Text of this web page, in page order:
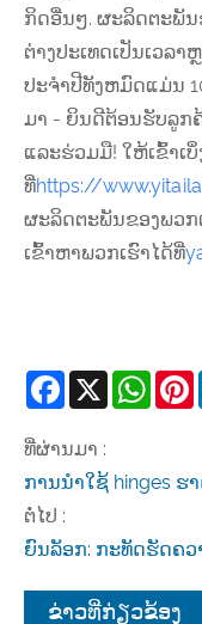
ກິດອື່ນໆ. ຜະລິດຕະພັນ
ຕ່າງປະເທດເປັນເວລ
ປະຈໍາປີທັງຫມົດແມ່ນ
ມາ - ຍິນດີຕ້ອນຮັບລູກ
ແລະຮ່ວມມື! ໃຫ້ເຂົ້າເ
ທີ່https://
ຜະລິດຕະພັນຂອງພວກ
ເຂົ້າຫາພວກເຮົາໄດ້ທີ່
Facebook
X
ທີ່ຜ່ານມາ :
ການນໍາໃຊ້ hinges
ຕໍ່ໄປ :
ຍົນລັອກ: ກະທັດຮັດຄ
ຂ່າວທີ່ກ່ຽວຂ້ອງ